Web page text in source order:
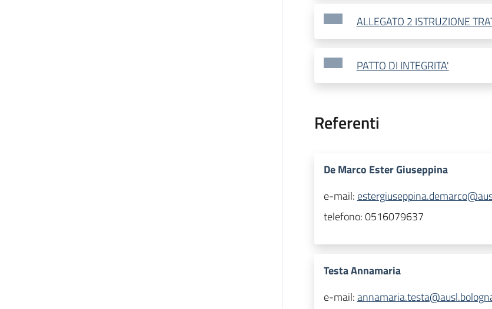
ALLEGATO 2 ISTRUZIONE
PATTO DI INTEGRITA'
Referenti
De Marco Ester Giuseppina
e-mail:
telefono:0516079637
Testa Annamaria
e-mail: